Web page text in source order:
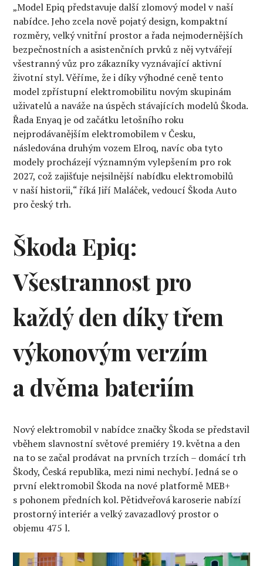
„Model Epiq představuje další zlomový model v naší
nabídce. Jeho zcela nově pojatý design, kompaktní
rozměry, velký vnitřní prostor a řada nejmodernějších
bezpečnostních a asistenčních prvků z něj vytvářejí
všestranný vůz pro zákazníky vyznávající aktivní
životní styl. Věříme, že i díky výhodné ceně tento
model zpřístupní elektromobilitu novým skupinám
uživatelů a naváže na úspěch stávajících modelů Škoda.
Řada Enyaq je od začátku letošního roku
nejprodávanějším elektromobilem v Česku,
následována druhým vozem Elroq, navíc oba tyto
modely procházejí významným vylepšením pro rok
2027, což zajišťuje nejsilnější nabídku elektromobilů
v naší historii,“ říká Jiří Maláček, vedoucí Škoda Auto
pro český trh.
Škoda Epiq:
Všestrannost pro
každý den díky třem
výkonovým verzím
a dvěma bateriím
Nový elektromobil v nabídce značky Škoda se představil
vběhem slavnostní světové premiéry 19. května a den
na to se začal prodávat na prvních trzích – domácí trh
Škody, Česká republika, mezi nimi nechybí. Jedná se o
první elektromobil Škoda na nové platformě MEB+
s pohonem předních kol. Pětidveřová karoserie nabízí
prostorný interiér a velký zavazadlový prostor o
objemu 475 l.